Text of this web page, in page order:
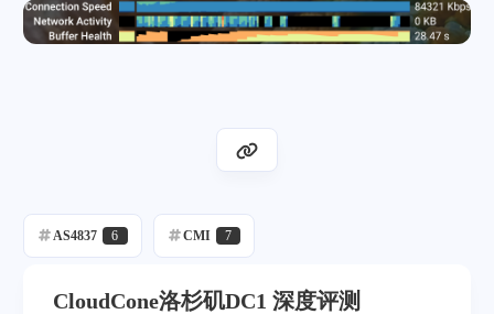
AS4837 6 CMI 7
CloudCone洛杉矶DC1 深度评测